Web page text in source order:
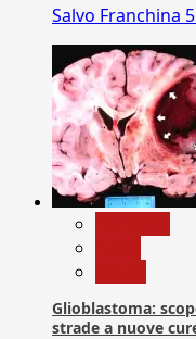
Salvo Franchina
Glioblastoma:
strade a nuove